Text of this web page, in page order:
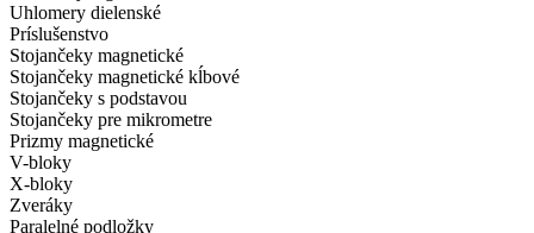
Uhlomery dielenské
Príslušenstvo
Stojančeky magnetické
Stojančeky magnetické kĺbové
Stojančeky s podstavou
Stojančeky pre mikrometre
Prizmy magnetické
V-bloky
X-bloky
Zveráky
Paralelné podložky